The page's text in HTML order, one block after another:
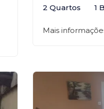
2 Quartos 1
Mais